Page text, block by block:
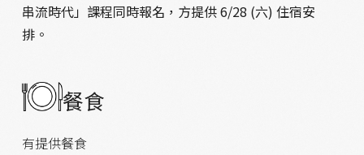
串流時代」課程同時報名，方提供 6/28 (六) 住宿安
排。
餐食
有提供餐食